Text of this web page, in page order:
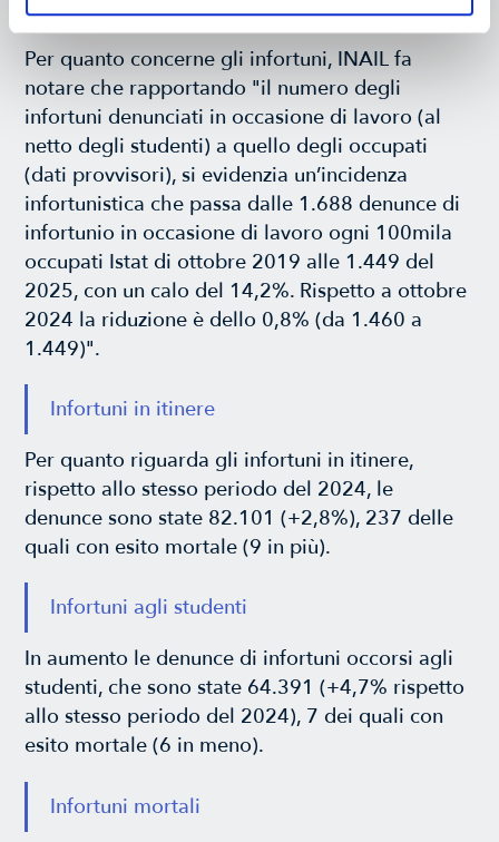
quali con esito mortale (3 in più).
Per quanto concerne gli infortuni, INAIL fa
notare che rapportando "il numero degli
infortuni denunciati in occasione di lavoro (al
netto degli studenti) a quello degli occupati
(dati provvisori), si evidenzia un’incidenza
infortunistica che passa dalle 1.688 denunce di
infortunio in occasione di lavoro ogni 100mila
occupati Istat di ottobre 2019 alle 1.449 del
2025, con un calo del 14,2%. Rispetto a ottobre
2024 la riduzione è dello 0,8% (da 1.460 a
1.449)".
Infortuni in itinere
Per quanto riguarda gli infortuni in itinere,
rispetto allo stesso periodo del 2024, le
denunce sono state 82.101 (+2,8%), 237 delle
quali con esito mortale (9 in più).
Infortuni agli studenti
In aumento le denunce di infortuni occorsi agli
studenti, che sono state 64.391 (+4,7% rispetto
allo stesso periodo del 2024), 7 dei quali con
esito mortale (6 in meno).
Infortuni mortali